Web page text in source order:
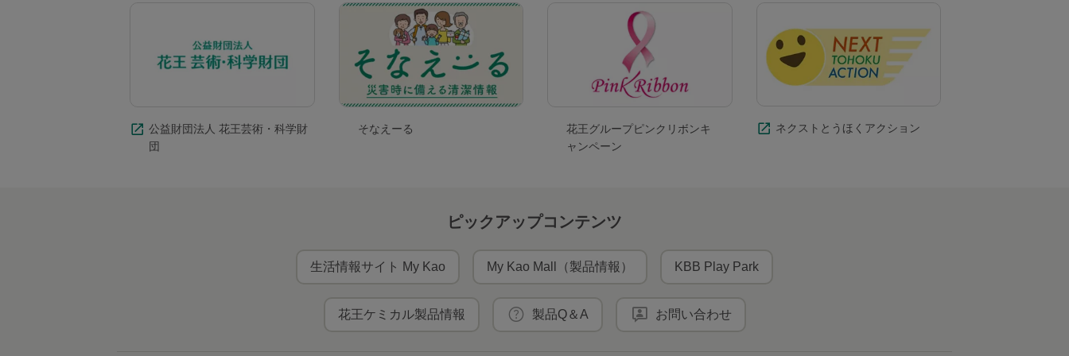
公益財団法人 花王芸術・科学財
団
そなえーる
花王グループピンクリボンキ
ャンペーン
ネクストとうほくアクション
ピックアップコンテンツ
生活情報サイト My Kao My Kao Mall（製品情報） KBB Play Park
花王ケミカル製品情報 製品Q＆A お問い合わせ